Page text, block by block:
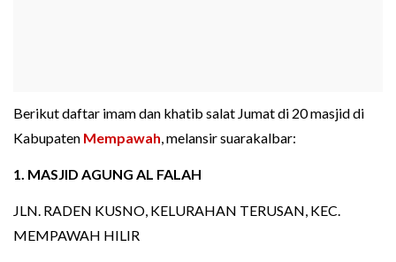
Berikut daftar imam dan khatib salat Jumat di 20 masjid di
Kabupaten Mempawah, melansir suarakalbar:
1. MASJID AGUNG AL FALAH
JLN. RADEN KUSNO, KELURAHAN TERUSAN, KEC.
MEMPAWAH HILIR